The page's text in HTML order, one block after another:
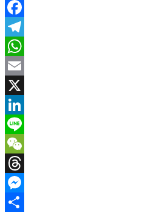
Facebook
Telegram
WhatsApp
Email
X
LinkedIn
Line
WeChat
Threads
Messenger